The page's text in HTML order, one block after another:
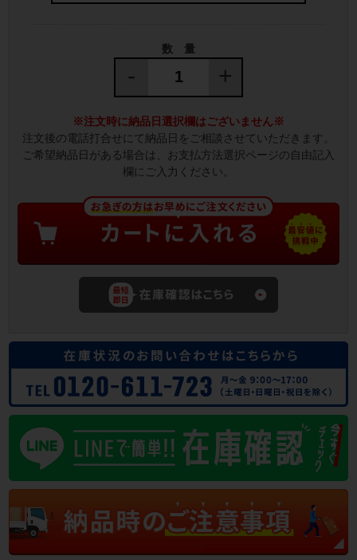
数 量
- +
※注文時に納品日選択欄はございません※
注文後の電話打合せにて納品日をご相談させていただきます。
ご希望納品日がある場合は、お支払方法選択ページの自由記入
欄にご入力ください。